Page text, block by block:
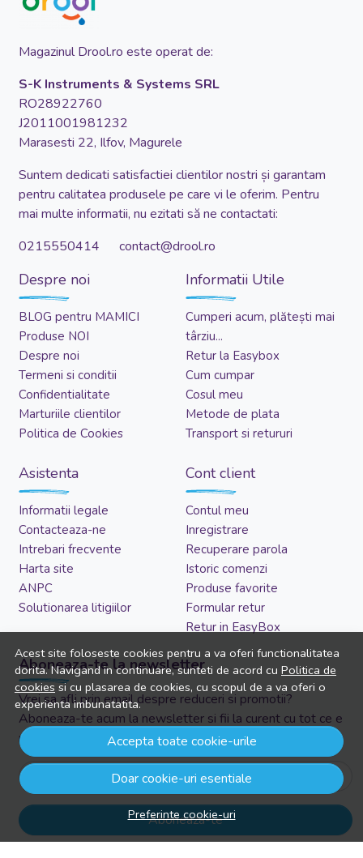
Acest site foloseste cookies pentru a va oferi functionalitatea
dorita. Navigand in continuare, sunteti de acord cu Politica de
cookiessi cu plasarea de cookies, cu scopul de a va oferi o
experienta imbunatatita.
Accepta toate cookie-urile
Doar cookie-uri esentiale
Preferinte cookie-uri
Magazinul Drool.ro este operat de:
S-K Instruments & Systems SRL
RO28922760
J2011001981232
Marasesti 22, Ilfov, Magurele
Suntem dedicati satisfactiei clientilor nostri și garantam
pentru calitatea produsele pe care vi le oferim. Pentru
mai multe informatii, nu ezitati să ne contactati:
0215550414 contact@drool.ro
Despre noi
BLOG pentru MAMICI
Produse NOI
Despre noi
Termeni si conditii
Confidentialitate
Marturiile clientilor
Politica de Cookies
Informatii Utile
Cumperi acum, plătești mai
târziu...
Retur la Easybox
Cum cumpar
Cosul meu
Metode de plata
Transport si retururi
Asistenta
Informatii legale
Contacteaza-ne
Intrebari frecvente
Harta site
ANPC
Solutionarea litigiilor
Cont client
Contul meu
Inregistrare
Recuperare parola
Istoric comenzi
Produse favorite
Formular retur
Retur in EasyBox
Aboneaza-te la newsletter
Vrei sa afli prin email despre reduceri si promotii?
Aboneaza-te acum la newsletter si fii la curent cu tot ce e
nou!
Aboneaza-te